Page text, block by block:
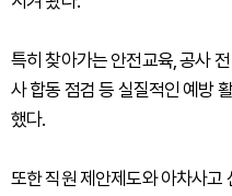
특히 찾아가는 안전교육, 공사
사 합동 점검 등 실질적인 예방
했다.
또한 직원 제안제도와 아차사고